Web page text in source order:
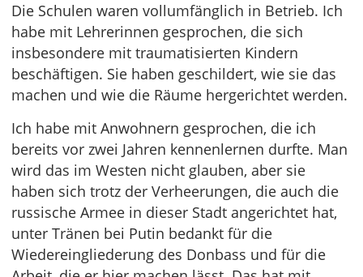
Die Schulen waren vollumfänglich in Betrieb. Ich
habe mit Lehrerinnen gesprochen, die sich
insbesondere mit traumatisierten Kindern
beschäftigen. Sie haben geschildert, wie sie das
machen und wie die Räume hergerichtet werden.
Ich habe mit Anwohnern gesprochen, die ich
bereits vor zwei Jahren kennenlernen durfte. Man
wird das im Westen nicht glauben, aber sie
haben sich trotz der Verheerungen, die auch die
russische Armee in dieser Stadt angerichtet hat,
unter Tränen bei Putin bedankt für die
Wiedereingliederung des Donbass und für die